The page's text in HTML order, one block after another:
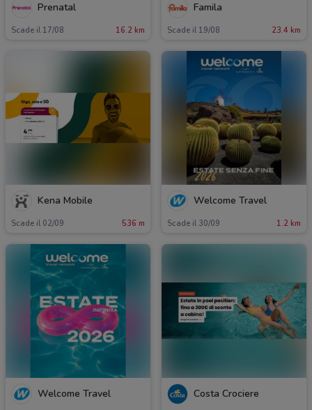
Prenatal
Scade il 17/08 16.2 km
Famila
Scade il 19/08 23.4 km
Kena Mobile
Scade il 02/09 536 m
Welcome Travel
Scade il 30/09 1.2 km
Welcome Travel Costa Crociere